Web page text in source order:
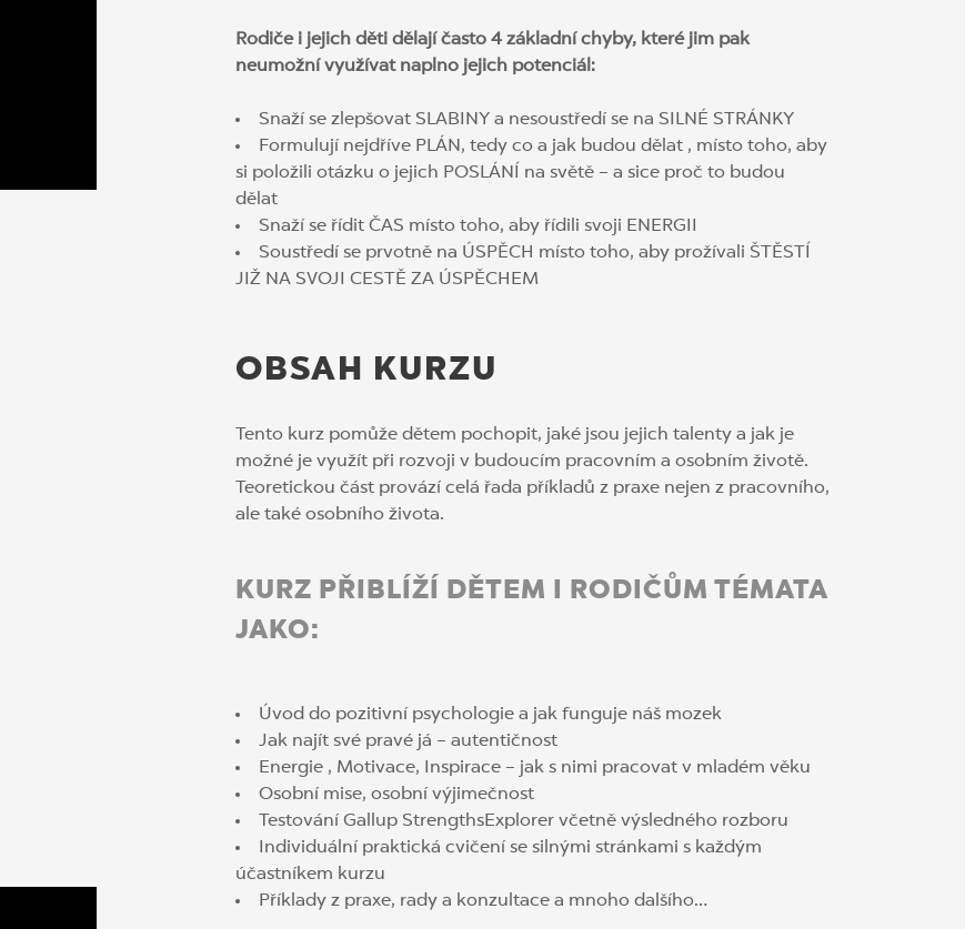
Rodiče i jejich děti dělají často 4 základní chyby, které jim pak
neumožní využívat naplno jejich potenciál:
Snaží se zlepšovat SLABINY a nesoustředí se na SILNÉ STRÁNKY
Formulují nejdříve PLÁN, tedy co a jak budou dělat , místo toho, aby
si položili otázku o jejich POSLÁNÍ na světě – a sice proč to budou
dělat
Snaží se řídit ČAS místo toho, aby řídili svoji ENERGII
Soustředí se prvotně na ÚSPĚCH místo toho, aby prožívali ŠTĚSTÍ
JIŽ NA SVOJI CESTĚ ZA ÚSPĚCHEM
OBSAH KURZU
Tento kurz pomůže dětem pochopit, jaké jsou jejich talenty a jak je
možné je využít při rozvoji v budoucím pracovním a osobním životě.
Teoretickou část provází celá řada příkladů z praxe nejen z pracovního,
ale také osobního života.
KURZ PŘIBLÍŽÍ DĚTEM I RODIČŮM TÉMATA
JAKO:
Úvod do pozitivní psychologie a jak funguje náš mozek
Jak najít své pravé já – autentičnost
Energie , Motivace, Inspirace – jak s nimi pracovat v mladém věku
Osobní mise, osobní výjimečnost
Testování Gallup StrengthsExplorer včetně výsledného rozboru
Individuální praktická cvičení se silnými stránkami s každým
účastníkem kurzu
Příklady z praxe, rady a konzultace a mnoho dalšího…